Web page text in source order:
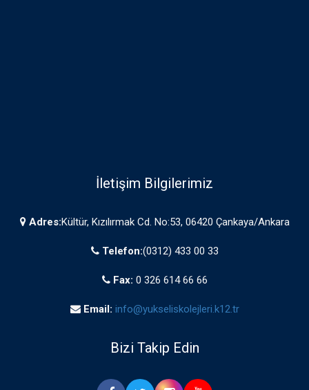
İletişim Bilgilerimiz
Adres:Kültür, Kızılırmak Cd. No:53, 06420 Çankaya/Ankara
Telefon:(0312) 433 00 33
Fax: 0 326 614 66 66
Email: info@yukseliskolejleri.k12.tr
Bizi Takip Edin